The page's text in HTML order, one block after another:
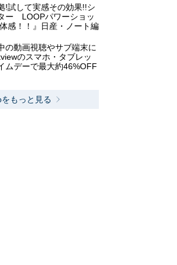
!試して実感その効果!!シ
ー LOOPパワーショッ
感！！』日産・ノート編
の動画視聴やサブ端末に
のスマホ・タブレッ
ムデーで最大約46%OFF
もっと見る